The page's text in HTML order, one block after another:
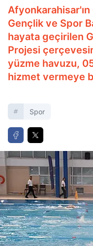
Gençlik ve Spor
hayata geçirilen
Projesi
yüzme havuzu,
hizmet vermeye
Spor